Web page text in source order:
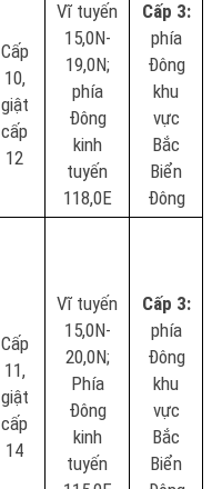
Cấp
10,
giật
cấp
12
Vĩ tuyến
15,0N-
19,0N;
phía
Đông
kinh
tuyến
118,0E
Cấp 3:
phía
Đông
khu
vực
Bắc
Biển
Đông
Cấp
11,
giật
cấp
14
Vĩ tuyến
15,0N-
20,0N;
Phía
Đông
kinh
tuyến
Cấp 3:
phía
Đông
khu
vực
Bắc
Biển